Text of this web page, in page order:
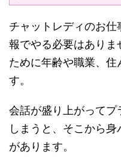
チャットレディのお
報でやる必要はあり
ために年齢や職業、
す。
会話が盛り上がってプ
しまうと、そこから
があります。